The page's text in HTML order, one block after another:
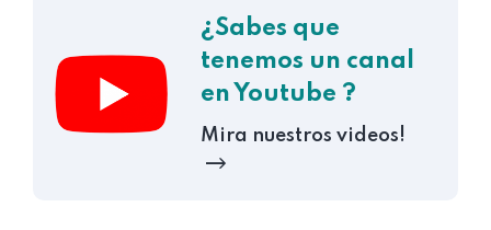
¿Sabes que
tenemos un canal
en Youtube ?
Mira nuestros videos!